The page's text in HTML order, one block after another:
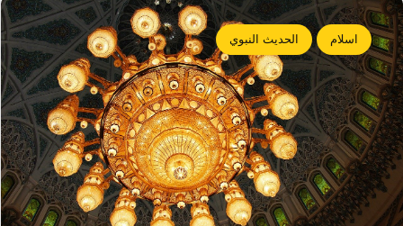
اسلام الحديث النبوي